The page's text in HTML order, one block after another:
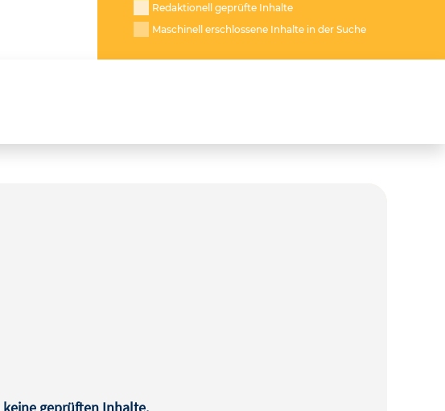
Redaktionell geprüfte Inhalte
Maschinell erschlossene Inhalte in der Suche